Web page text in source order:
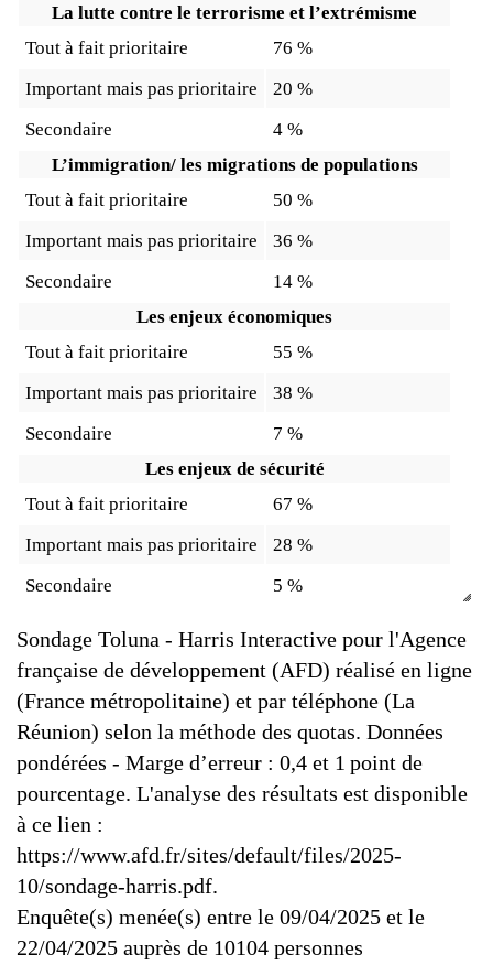
La lutte contre le terrorisme et l’extrémisme
Tout à fait prioritaire
76 %
Important mais pas prioritaire
20 %
Secondaire
4 %
L’immigration/ les migrations de populations
Tout à fait prioritaire
50 %
Important mais pas prioritaire
36 %
Secondaire
14 %
Les enjeux économiques
Tout à fait prioritaire
55 %
Important mais pas prioritaire
38 %
Secondaire
7 %
Les enjeux de sécurité
Tout à fait prioritaire
67 %
Important mais pas prioritaire
28 %
Secondaire
5 %
Sondage Toluna - Harris Interactive pour l'Agence
française de développement (AFD) réalisé en ligne
(France métropolitaine) et par téléphone (La
Réunion) selon la méthode des quotas. Données
pondérées - Marge d’erreur : 0,4 et 1 point de
pourcentage. L'analyse des résultats est disponible
à ce lien :
https://www.afd.fr/sites/default/files/2025-
10/sondage-harris.pdf.
Enquête(s) menée(s) entre le 09/04/2025 et le
22/04/2025 auprès de 10104 personnes